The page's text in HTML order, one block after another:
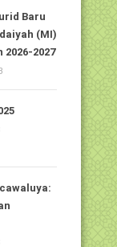
Baru
(MI)
2027